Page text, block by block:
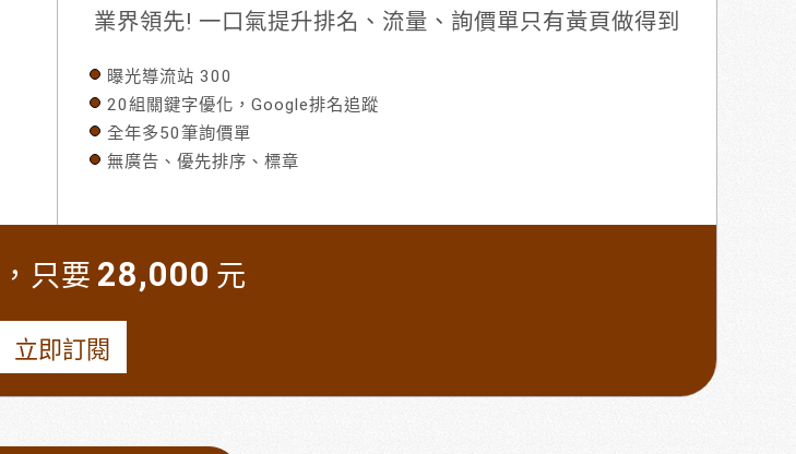
業界領先! 一口氣提升排名、流量、詢價單只有黃頁做得到
曝光導流站 300
20組關鍵字優化，Google排名追蹤
全年多50筆詢價單
無廣告、優先排序、標章
只要 28,000 元
立即訂閱